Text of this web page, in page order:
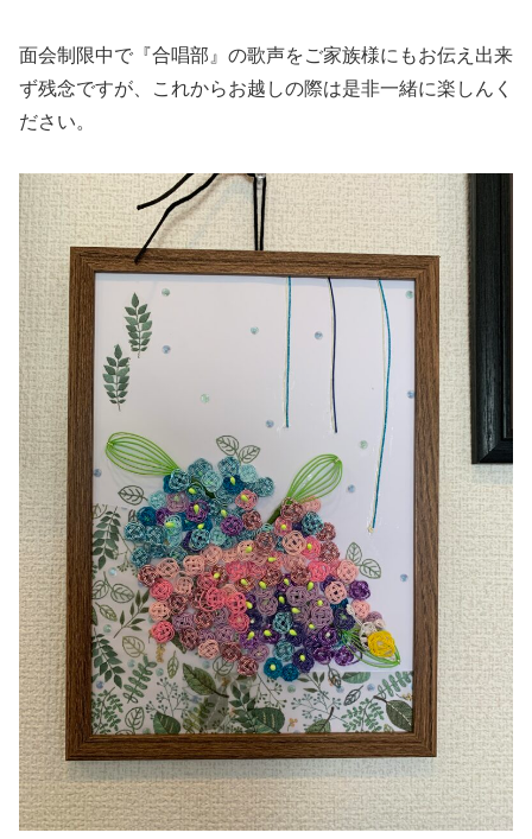
面会制限中で『合唱部』の歌声をご家族様にもお伝え出来
ず残念ですが、これからお越しの際は是非一緒に楽しんく
ださい。